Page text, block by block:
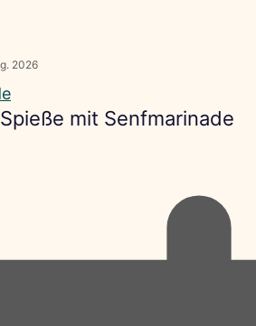
2026
mit Senfmarinade